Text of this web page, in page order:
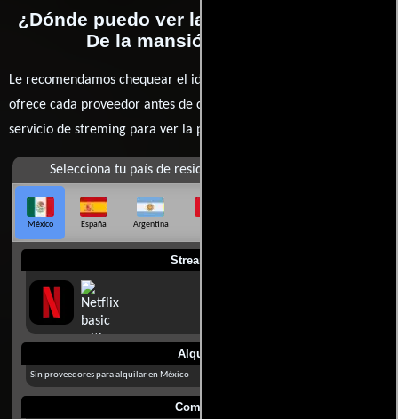
¿Dónde puedo ver la películas Travieso:
De la mansión a la calle?
Le recomendamos chequear el idioma, doblaje o subtítulos que
ofrece cada proveedor antes de comprar, alquilar o contratar un
servicio de streming para ver la películas.
Selecciona tu país de residencia
México España Argentina
Streaming
Alquilar
Sin proveedores para alquilar en México
Comprar